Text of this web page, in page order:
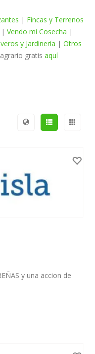
| Fincas y Terrenos
| Vendo mi Cosecha |
y Jardinería | Otros
gratis aquí
y una accion de